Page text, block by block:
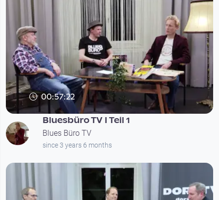
00:57:22
Bluesbüro TV I Teil 1
Blues Büro TV
since 3 years 6 months